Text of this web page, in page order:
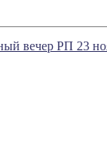
вечер РП 23